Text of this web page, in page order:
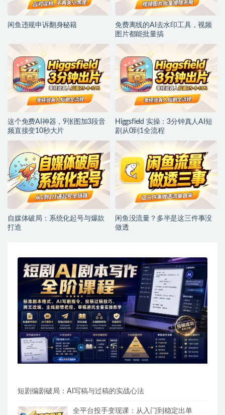
闲鱼违规申诉翻身秘籍
免费离线的AI去水印工具，视频
图片都能批量搞
这个免费AI神器，9张图加3段音
频直接变10秒大片
Higgsfield 实操：3分钟真人AI短
剧从0到1全流程
自媒体破局：系统化起号与爆款
打造
闲鱼没流量？多半是这三件事没
做透
短剧编剧破局：AI写稿与过稿的实战心法
全平台投手变现课：从入门到稳定出单